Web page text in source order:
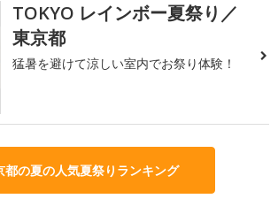
TOKYO レインボー夏祭り／
東京都
猛暑を避けて涼しい室内でお祭り体験！
都の夏の人気夏祭りランキング